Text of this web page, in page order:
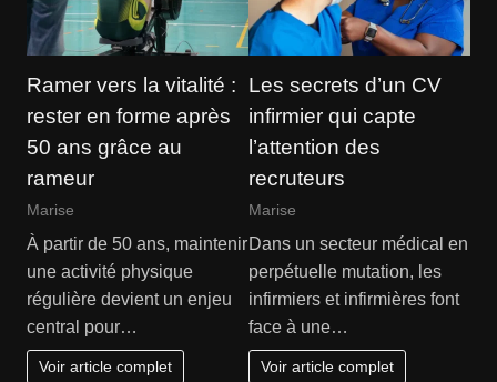
Ramer vers la vitalité :
rester en forme après
50 ans grâce au
rameur
Marise
À partir de 50 ans, maintenir
une activité physique
régulière devient un enjeu
central pour…
Voir article complet
Les secrets d’un CV
infirmier qui capte
l’attention des
recruteurs
Marise
Dans un secteur médical en
perpétuelle mutation, les
infirmiers et infirmières font
face à une…
Voir article complet